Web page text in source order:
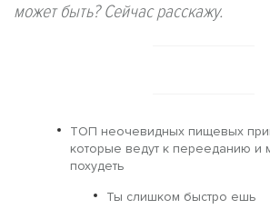
может быть? Сейчас расскажу.
ТОП неочевидных пищевых
которые ведут к перееданию и
похудеть
Ты слишком быстро ешь